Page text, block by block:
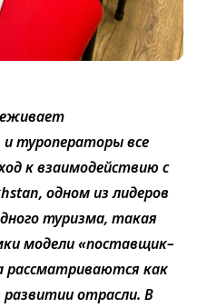
туроператоры все
к взаимодействию с
одном из лидеров
туризма, такая
модели «поставщик–
рассматриваются как
развитии отрасли. В